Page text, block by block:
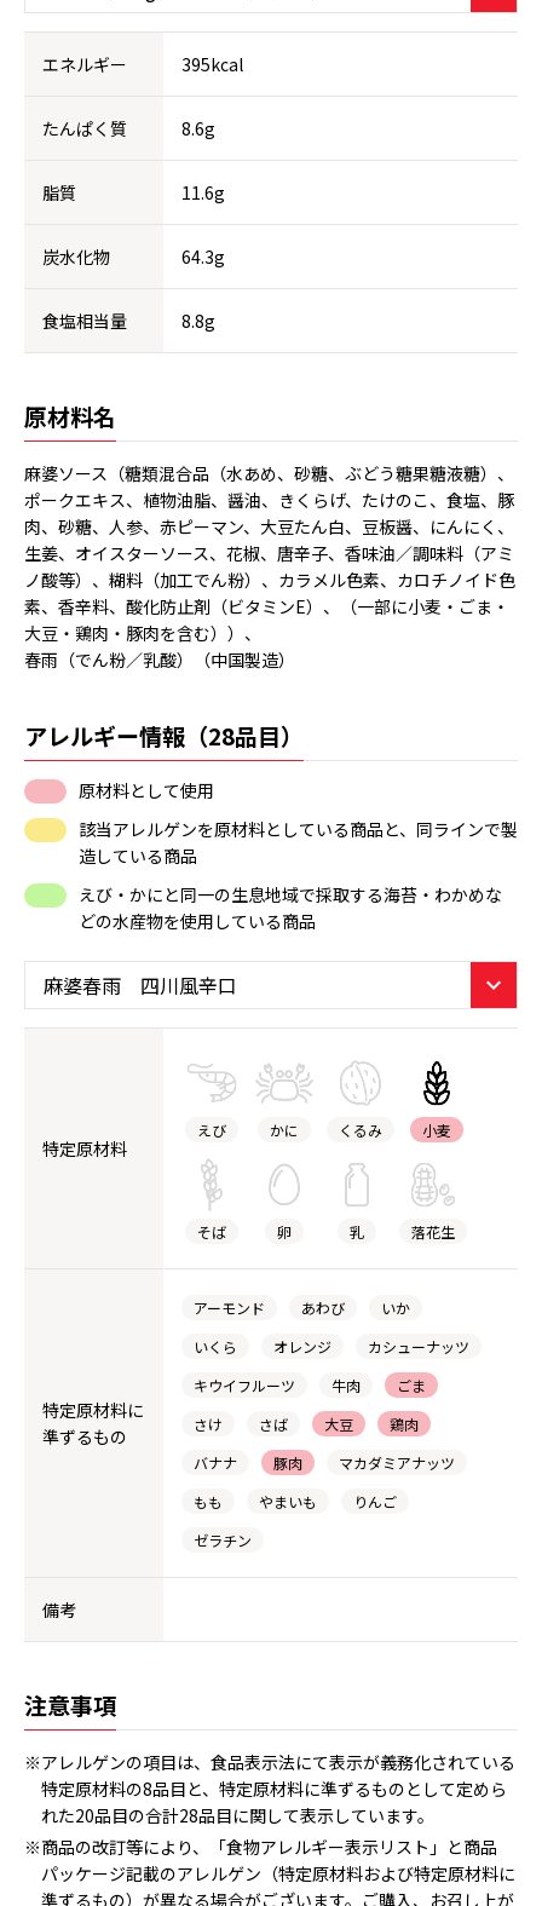
エネルギー 395kcal
たんぱく質 8.6g
脂質 11.6g
炭水化物 64.3g
食塩相当量 8.8g
原材料名
麻婆ソース（糖類混合品（水あめ、砂糖、ぶどう糖果糖液糖）、
ポークエキス、植物油脂、醤油、きくらげ、たけのこ、食塩、豚
肉、砂糖、人参、赤ピーマン、大豆たん白、豆板醤、にんにく、
生姜、オイスターソース、花椒、唐辛子、香味油／調味料（アミ
ノ酸等）、糊料（加工でん粉）、カラメル色素、カロチノイド色
素、香辛料、酸化防止剤（ビタミンE）、（一部に小麦・ごま・
大豆・鶏肉・豚肉を含む））、
春雨（でん粉／乳酸）（中国製造）
アレルギー情報（28品目）
原材料として使用
該当アレルゲンを原材料としている商品と、同ラインで製
造している商品
えび・かにと同一の生息地域で採取する海苔・わかめな
どの水産物を使用している商品
特定原材料
えび かに くるみ 小麦
そば 卵 乳 落花生
特定原材料に
準ずるもの
アーモンド あわび
いか
いくら
オレンジ
カシューナッツ
キウイフルーツ
牛肉
ごま
さけ
さば 大豆
鶏肉
バナナ
豚肉
マカダミアナッツ
もも
やまいも
りんご
ゼラチン
備考
注意事項
※アレルゲンの項目は、食品表示法にて表示が義務化されている
特定原材料の8品目と、特定原材料に準ずるものとして定めら
れた20品目の合計28品目に関して表示しています。
※商品の改訂等により、「食物アレルギー表示リスト」と商品
パッケージ記載のアレルゲン（特定原材料および特定原材料に
準ずるもの）が異なる場合がございます。ご購入、お召し上が